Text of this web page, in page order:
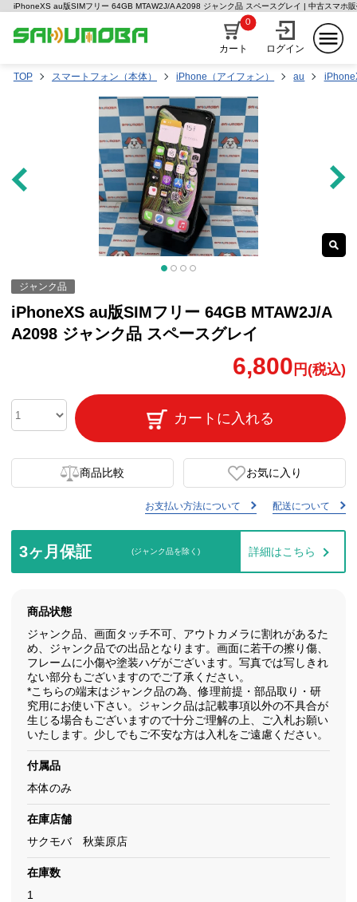
iPhoneXS au版SIMフリー 64GB MTAW2J/A A2098 ジャンク品 スペースグレイ | 中古スマホ
カート
0
ログイン
TOP スマートフォン（本体） iPhone（アイフォン） au
ジャンク品
iPhoneXS au版SIMフリー 64GB MTAW2J/A
A2098 ジャンク品 スペースグレイ
6,800 円(税込)
カートに入れる
商品比較 お気に入り
お支払い方法について 配送について
3ヶ月保証 (ジャンク品を除く) 詳細はこちら
商品状態
ジャンク品、画面タッチ不可、アウトカメラに割れがあるた
め、ジャンク品での出品となります。画面に若干の擦り傷、
フレームに小傷や塗装ハゲがございます。写真では写しきれ
ない部分もございますのでご了承ください。
*こちらの端末はジャンク品の為、修理前提・部品取り・研
究用にお使い下さい。ジャンク品は記載事項以外の不具合が
生じる場合もございますので十分ご理解の上、ご入札お願い
いたします。少しでもご不安な方は入札をご遠慮ください。
付属品
本体のみ
在庫店舗
サクモバ 秋葉原店
在庫数
1